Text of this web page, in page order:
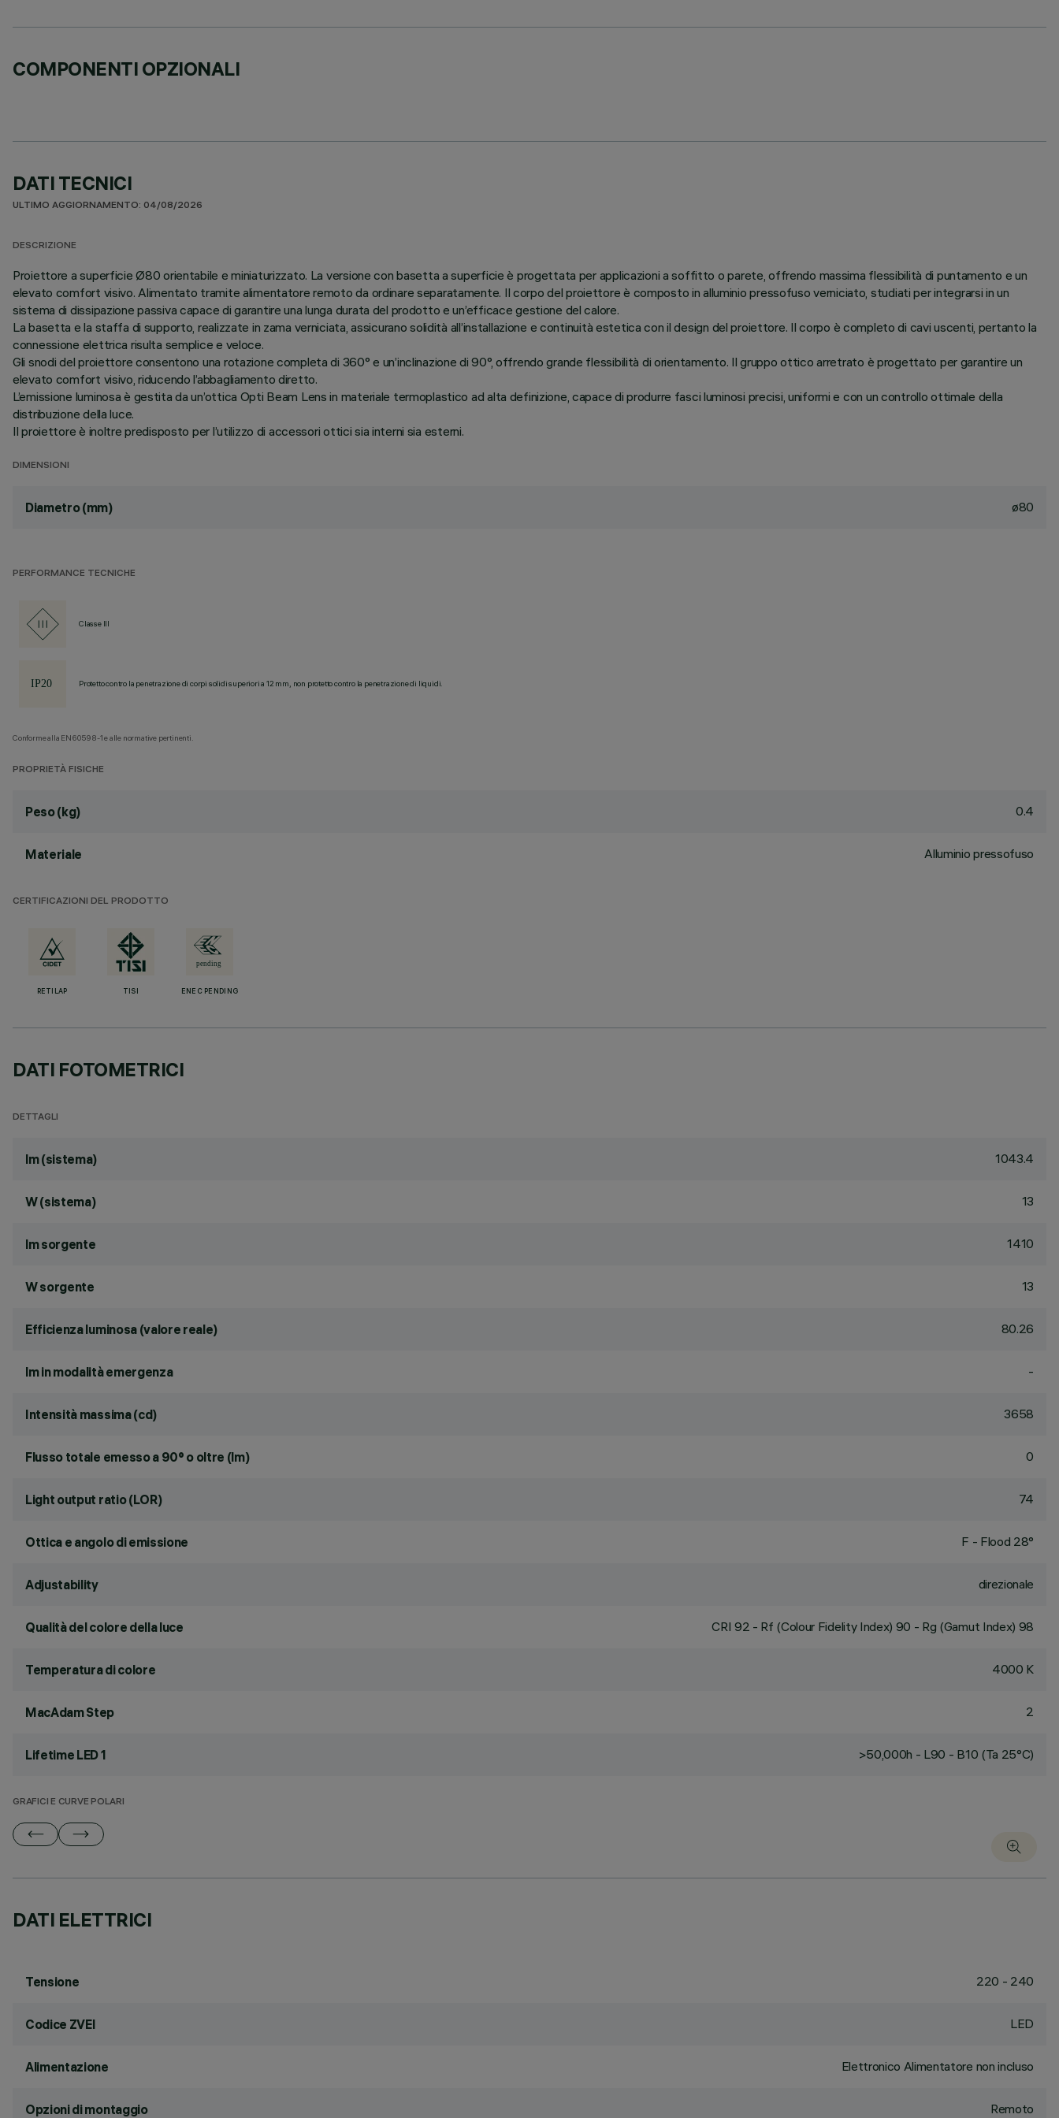
COMPONENTI OPZIONALI
DATI TECNICI
ULTIMO AGGIORNAMENTO: 04/08/2026
DESCRIZIONE
Proiettore a superficie Ø80 orientabile e miniaturizzato. La versione con basetta a superficie è progettata per applicazioni a soffitto o parete, offrendo massima flessibilità di puntamento e un
elevato comfort visivo. Alimentato tramite alimentatore remoto da ordinare separatamente. Il corpo del proiettore è composto in alluminio pressofuso verniciato, studiati per integrarsi in un
sistema di dissipazione passiva capace di garantire una lunga durata del prodotto e un’efficace gestione del calore.
La basetta e la staffa di supporto, realizzate in zama verniciata, assicurano solidità all’installazione e continuità estetica con il design del proiettore. Il corpo è completo di cavi uscenti, pertanto la
connessione elettrica risulta semplice e veloce.
Gli snodi del proiettore consentono una rotazione completa di 360° e un’inclinazione di 90°, offrendo grande flessibilità di orientamento. Il gruppo ottico arretrato è progettato per garantire un
elevato comfort visivo, riducendo l’abbagliamento diretto.
L’emissione luminosa è gestita da un’ottica Opti Beam Lens in materiale termoplastico ad alta definizione, capace di produrre fasci luminosi precisi, uniformi e con un controllo ottimale della
distribuzione della luce.
Il proiettore è inoltre predisposto per l’utilizzo di accessori ottici sia interni sia esterni.
DIMENSIONI
Diametro (mm) ø80
PERFORMANCE TECNICHE
Classe III
Protetto contro la penetrazione di corpi solidi superiori a 12 mm, non protetto contro la penetrazione di liquidi.
Conforme alla EN60598-1 e alle normative pertinenti.
PROPRIETÀ FISICHE
Peso (kg) 0.4
Materiale Alluminio pressofuso
CERTIFICAZIONI DEL PRODOTTO
RETILAP TISI ENEC PENDING
DATI FOTOMETRICI
DETTAGLI
lm (sistema) 1043.4
W (sistema) 13
lm sorgente 1410
W sorgente 13
Efficienza luminosa (valore reale) 80.26
lm in modalità emergenza -
Intensità massima (cd) 3658
Flusso totale emesso a 90° o oltre (lm) 0
Light output ratio (LOR) 74
Ottica e angolo di emissione F - Flood 28°
Adjustability direzionale
Qualità del colore della luce CRI 92 - Rf (Colour Fidelity Index) 90 - Rg (Gamut Index) 98
Temperatura di colore 4000 K
MacAdam Step 2
Lifetime LED 1 >50,000h - L90 - B10 (Ta 25°C)
GRAFICI E CURVE POLARI
DATI ELETTRICI
Tensione 220 - 240
Codice ZVEI LED
Alimentazione Elettronico Alimentatore non incluso
Opzioni di montaggio Remoto